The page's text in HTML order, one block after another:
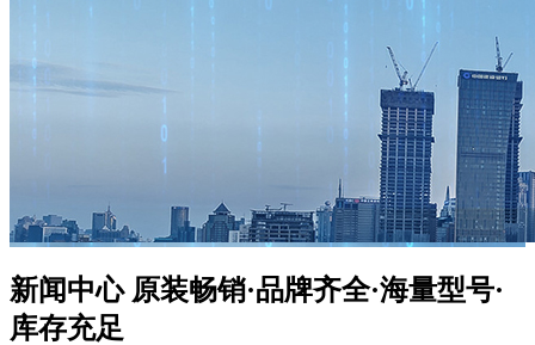
新闻中心原装畅销·品牌齐全·海量型号·
库存充足